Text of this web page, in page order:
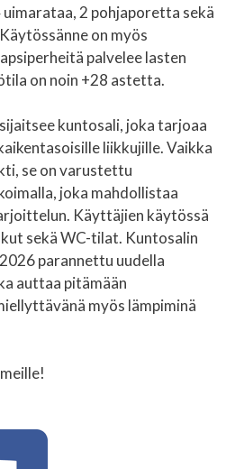
2 pohjaporetta sekä
on myös
palvelee lasten
on noin +28 astetta.
kuntosali, joka tarjoaa
liikkujille. Vaikka
se on varustettu
joka mahdollistaa
Käyttäjien käytössä
sekä WC-tilat. Kuntosalin
parannettu uudella
auttaa pitämään
myös lämpiminä